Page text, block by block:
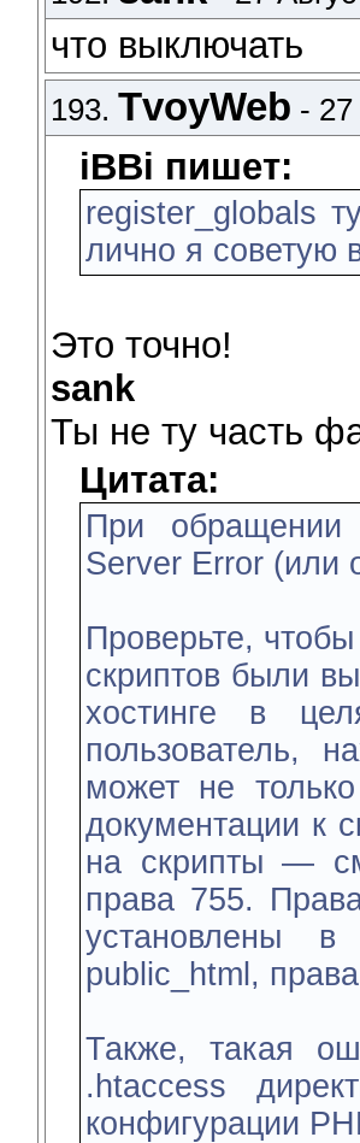
что выключать
193.TvoyWeb -
iBBi пишет:
register_globals
лично я советую
Это точно!
sank
Ты не ту часть
Цитата:
При обращении
Server Error (или
Проверьте,
скриптов были
хостинге в
пользователь,
может не
документации к
на скрипты —
права 755.
установлены
public_html,
Также, такая
.htaccess
конфигурации